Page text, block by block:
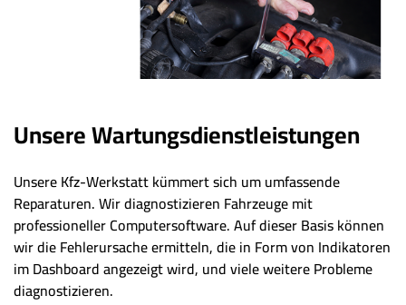
Unsere Wartungsdienstleistungen
Unsere Kfz-Werkstatt kümmert sich um umfassende
Reparaturen. Wir diagnostizieren Fahrzeuge mit
professioneller Computersoftware. Auf dieser Basis können
wir die Fehlerursache ermitteln, die in Form von Indikatoren
im Dashboard angezeigt wird, und viele weitere Probleme
diagnostizieren.